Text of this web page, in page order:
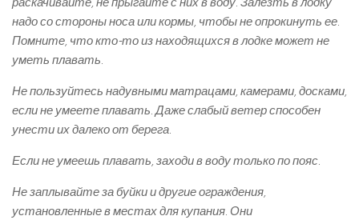
надо со стороны носа или кормы, чтобы не опрокинуть ее.
Помните, что кто-то из находящихся в лодке может не
уметь плавать.
Не пользуйтесь надувными матрацами, камерами, досками,
если не умеете плавать. Даже слабый ветер способен
унести их далеко от берега.
Если не умеешь плавать, заходи в воду только по пояс.
Не заплывайте за буйки и другие ограждения,
установленные в местах для купания. Они